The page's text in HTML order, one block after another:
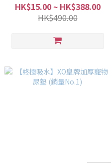
HK$15.00 ~ HK$388.00
HK$490.00